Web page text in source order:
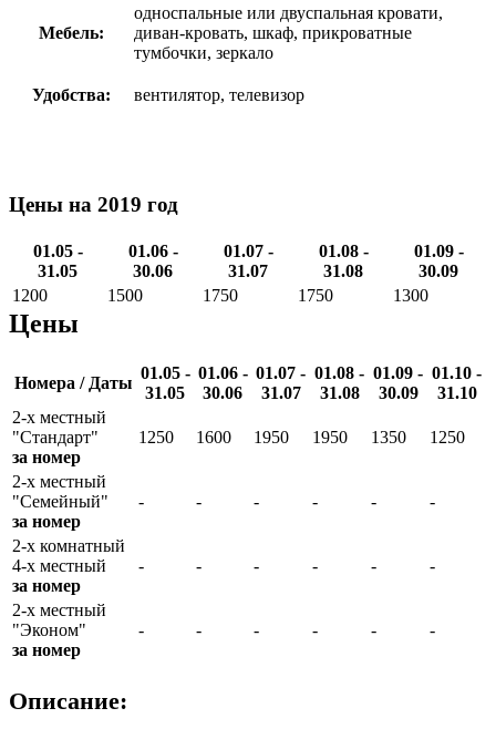
Мебель:
односпальные или двуспальная кровати,
диван-кровать, шкаф, прикроватные
тумбочки, зеркало
Удобства: вентилятор, телевизор
Цены на 2019 год
01.05 -
31.05
01.06 -
30.06
01.07 -
31.07
01.08 -
31.08
01.09 -
30.09
1200
1500 1750 1750 1300
Цены
Номера / Даты
01.05 -
31.05
01.06 -
30.06
01.07 -
31.07
01.08 -
31.08
01.09 -
30.09
01.10 -
31.10
2-х местный
"Стандарт"
за номер
1250 1600 1950 1950 1350 1250
2-х местный
"Семейный"
за номер
- - - - - -
2-х комнатный
4-х местный
за номер
- - - - - -
2-х местный
"Эконом"
за номер
- - - - - -
Описание: